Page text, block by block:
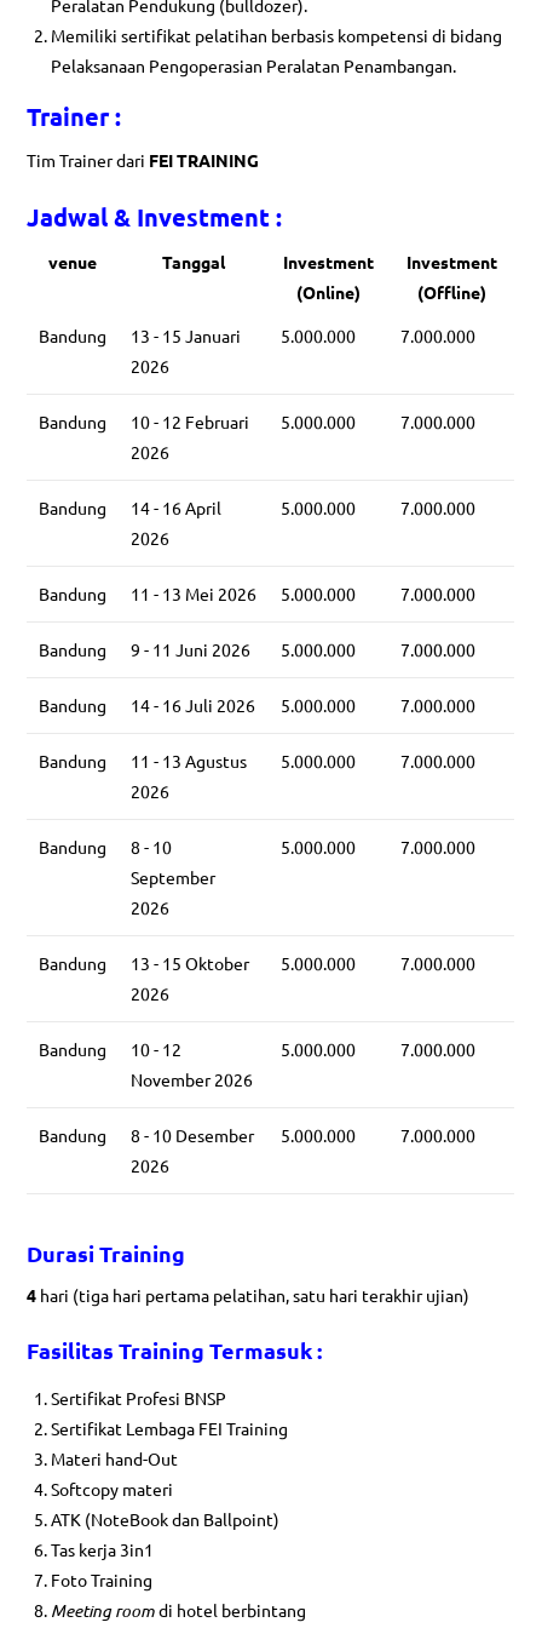
Peralatan Pendukung (bulldozer).
Memiliki sertifikat pelatihan berbasis kompetensi di bidang
Pelaksanaan Pengoperasian Peralatan Penambangan.
Trainer :
Tim Trainer dari FEI TRAINING
Jadwal & Investment :
venue Tanggal
Investment
(Online)
Investment
(Offline)
Bandung
13 - 15 Januari
2026
5.000.000 7.000.000
Bandung
10 - 12 Februari
2026
5.000.000 7.000.000
Bandung
14 - 16 April
2026
5.000.000 7.000.000
Bandung 11 - 13 Mei 2026 5.000.000 7.000.000
Bandung 9 - 11 Juni 2026 5.000.000 7.000.000
Bandung 14 - 16 Juli 2026 5.000.000 7.000.000
Bandung
11 - 13 Agustus
2026
5.000.000 7.000.000
Bandung
8 - 10
September
2026
5.000.000 7.000.000
Bandung
13 - 15 Oktober
2026
5.000.000 7.000.000
Bandung
10 - 12
November 2026
5.000.000 7.000.000
Bandung
8 - 10 Desember
2026
5.000.000 7.000.000
Durasi Training
4 hari (tiga hari pertama pelatihan, satu hari terakhir ujian)
Fasilitas Training Termasuk :
Sertifikat Profesi BNSP
Sertifikat Lembaga FEI Training
Materi hand-Out
Softcopy materi
ATK (NoteBook dan Ballpoint)
Tas kerja 3in1
Foto Training
Meeting roomdi hotel berbintang